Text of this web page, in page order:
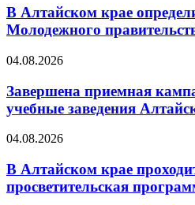
В Алтайском крае
Молодежного
04.08.2026
Завершена приемная
учебные заведения
04.08.2026
В Алтайском крае
просветительская